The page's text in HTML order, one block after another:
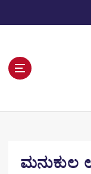
ಮನುಕುಲ